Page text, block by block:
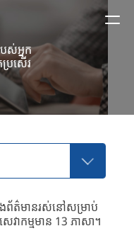
បស់អ្នក
រសើរ
ងព័ត៌មានរស់នៅសម្រាប់
វាកម្មមាន 13 ភាសា។